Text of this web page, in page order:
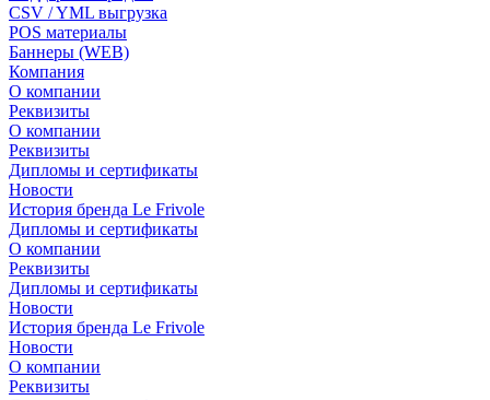
CSV / YML выгрузка
POS материалы
Баннеры (WEB)
Компания
О компании
Реквизиты
О компании
Реквизиты
Дипломы и сертификаты
Новости
История бренда Le Frivole
Дипломы и сертификаты
О компании
Реквизиты
Дипломы и сертификаты
Новости
История бренда Le Frivole
Новости
О компании
Реквизиты